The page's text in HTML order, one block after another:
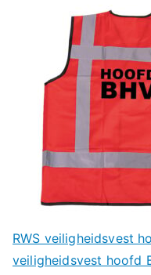
RWS veiligheidsvest
veiligheidsvest hoofd